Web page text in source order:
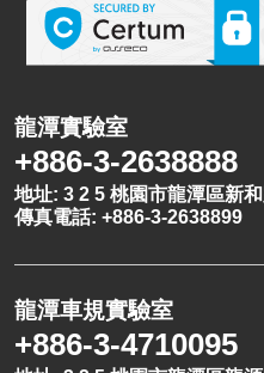
龍潭實驗室
+886-3-2638888
地址: 3 2 5 桃園市龍潭區新
傳真電話: +886-3-2638899
龍潭車規實驗室
+886-3-4710095